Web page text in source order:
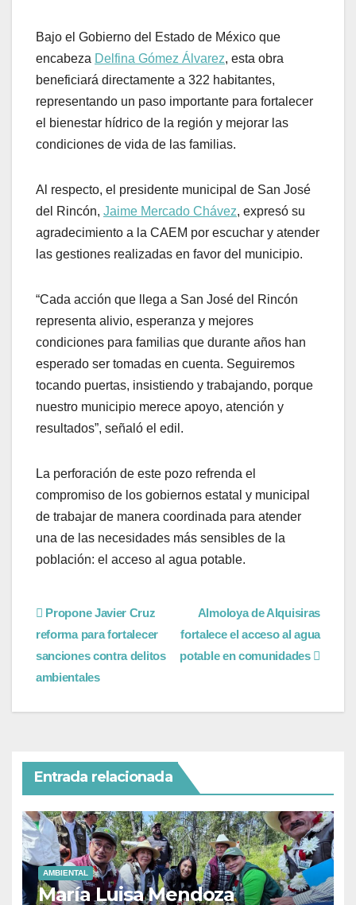
Bajo el Gobierno del Estado de México que
encabeza Delfina Gómez Álvarez, esta obra
beneficiará directamente a 322 habitantes,
representando un paso importante para fortalecer
el bienestar hídrico de la región y mejorar las
condiciones de vida de las familias.
Al respecto, el presidente municipal de San José
del Rincón, Jaime Mercado Chávez, expresó su
agradecimiento a la CAEM por escuchar y atender
las gestiones realizadas en favor del municipio.
“Cada acción que llega a San José del Rincón
representa alivio, esperanza y mejores
condiciones para familias que durante años han
esperado ser tomadas en cuenta. Seguiremos
tocando puertas, insistiendo y trabajando, porque
nuestro municipio merece apoyo, atención y
resultados”, señaló el edil.
La perforación de este pozo refrenda el
compromiso de los gobiernos estatal y municipal
de trabajar de manera coordinada para atender
una de las necesidades más sensibles de la
población: el acceso al agua potable.
Almoloya de Alquisiras
fortalece el acceso al agua
potable en comunidades
Propone Javier Cruz
reforma para fortalecer
sanciones contra delitos
ambientales
Entrada relacionada
AMBIENTAL
María Luisa Mendoza